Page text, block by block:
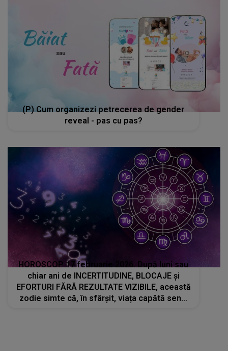
(P) Cum organizezi petrecerea de gender
reveal - pas cu pas?
HOROSCOP 17 februarie 2026. După luni sau
chiar ani de INCERTITUDINE, BLOCAJE și
EFORTURI FĂRĂ REZULTATE VIZIBILE, această
zodie simte că, în sfârșit, viața capătă sens.